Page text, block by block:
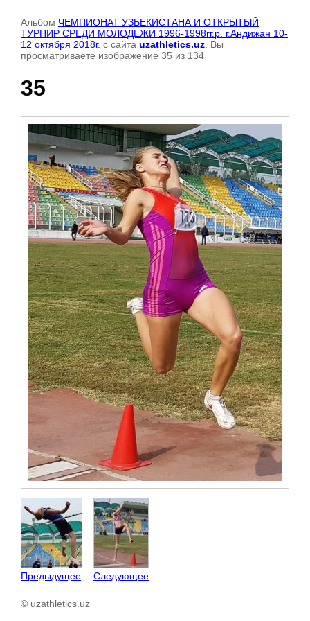
Альбом ЧЕМПИОНАТ УЗБЕКИСТАНА И ОТКРЫТЫЙ
ТУРНИР СРЕДИ МОЛОДЕЖИ 1996-1998гг.р. г.Андижан 10-
12 октября 2018г. с сайта uzathletics.uz . Вы
просматриваете изображение 35 из 134
35
Предыдущее Следующее
© uzathletics.uz